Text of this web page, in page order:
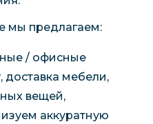
мы предлагаем:
/ офисные
доставка мебели,
вещей,
аккуратную